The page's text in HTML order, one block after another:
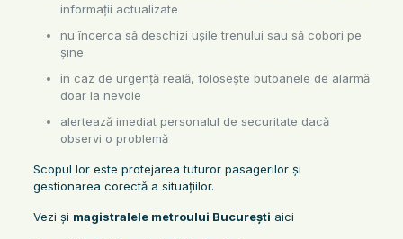
informații actualizate
nu încerca să deschizi ușile trenului sau să cobori pe
șine
în caz de urgență reală, folosește butoanele de alarmă
doar la nevoie
alertează imediat personalul de securitate dacă
observi o problemă
Scopul lor este protejarea tuturor pasagerilor și
gestionarea corectă a situațiilor.
Vezi și magistralele metroului București aici